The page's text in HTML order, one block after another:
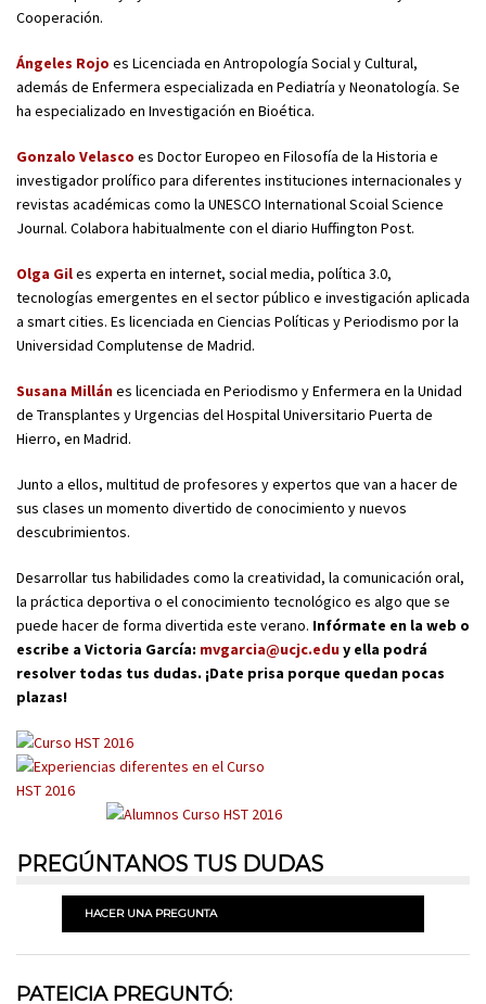
Cooperación.
Ángeles Rojo es Licenciada en Antropología Social y Cultural,
además de Enfermera especializada en Pediatría y Neonatología. Se
ha especializado en Investigación en Bioética.
Gonzalo Velasco es Doctor Europeo en Filosofía de la Historia e
investigador prolífico para diferentes instituciones internacionales y
revistas académicas como la UNESCO International Scoial Science
Journal. Colabora habitualmente con el diario Huffington Post.
Olga Giles experta en internet, social media, política 3.0,
tecnologías emergentes en el sector público e investigación aplicada
a smart cities. Es licenciada en Ciencias Políticas y Periodismo por la
Universidad Complutense de Madrid.
Susana Millánes licenciada en Periodismo y Enfermera en la Unidad
de Transplantes y Urgencias del Hospital Universitario Puerta de
Hierro, en Madrid.
Junto a ellos, multitud de profesores y expertos que van a hacer de
sus clases un momento divertido de conocimiento y nuevos
descubrimientos.
Desarrollar tus habilidades como la creatividad, la comunicación oral,
la práctica deportiva o el conocimiento tecnológico es algo que se
puede hacer de forma divertida este verano. Infórmate en la web o
escribe a Victoria García: mvgarcia@ucjc.eduy ella podrá
resolver todas tus dudas. ¡Date prisa porque quedan pocas
plazas!
PREGÚNTANOS TUS DUDAS
HACER UNA PREGUNTA
PATEICIA PREGUNTÓ: